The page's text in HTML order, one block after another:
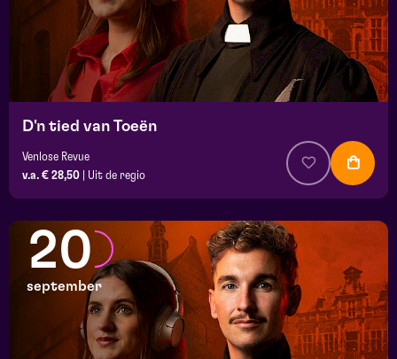
D'n tied van Toeën
Venlose Revue
v.a. € 28,50
Uit de regio
20
september